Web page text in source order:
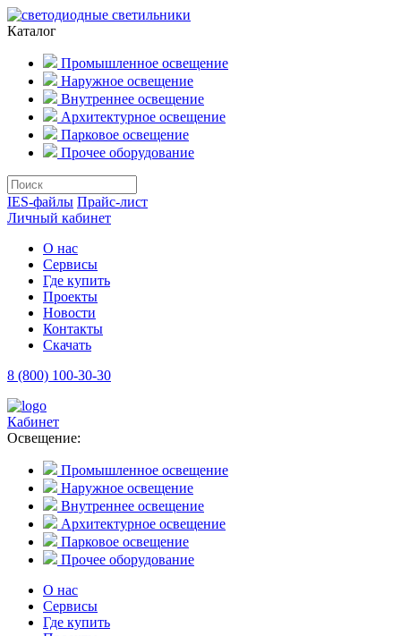
Каталог
Промышленное освещение
Наружное освещение
Внутреннее освещение
Архитектурное освещение
Парковое освещение
Прочее оборудование
IES-файлы Прайс-лист
Личный кабинет
О нас
Сервисы
Где купить
Проекты
Новости
Контакты
Скачать
8 (800) 100-30-30
Кабинет
Освещение:
Промышленное освещение
Наружное освещение
Внутреннее освещение
Архитектурное освещение
Парковое освещение
Прочее оборудование
О нас
Сервисы
Где купить